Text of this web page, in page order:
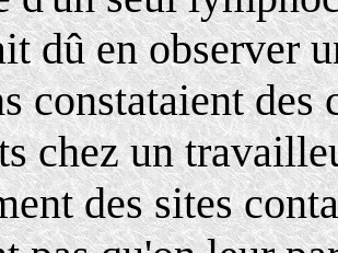
dû en observer
constataient des
chez un
des sites